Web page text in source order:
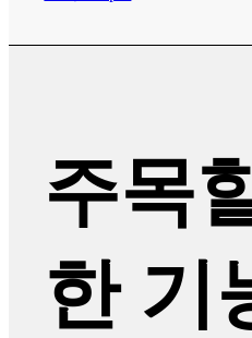
주목
한 기